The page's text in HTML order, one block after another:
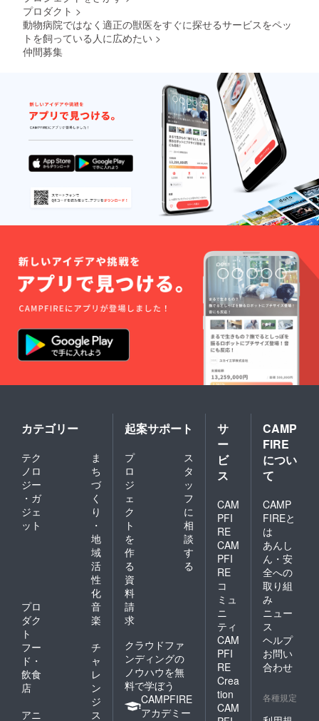
プロダクト >
動物病院ではなく適正の獣医をすぐに探せるサービスをペッ
トを飼っている人に広めたい >
仲間募集
カテゴリー
テク
ノロ
ジー
・ガ
ジェ
ット
ま
ち
づ
く
り
・
地
域
活
性
化
プロ
ダク
ト
音
楽
フー
ド・
飲食
店
チ
ャ
レ
ン
ジ
アニ
ス
起案サポート
プ
ロ
ジ
ェ
ク
ト
を
作
る
ス
タ
ッ
フ
に
相
談
す
る
資
料
請
求
クラウドファ
ンディングの
ノウハウを無
料で学ぼう
CAMPFIRE
アカデミー
サ
ー
ビ
ス
CAM
PFI
RE
CAM
PFI
RE
コ
ミュ
ニ
ティ
CAM
PFI
RE
Crea
tion
CAM
CAMP
FIRE
につい
て
CAMP
FIREと
は
あんし
ん・安
全への
取り組
み
ニュー
ス
ヘルプ
お問い
合わせ
各種規定